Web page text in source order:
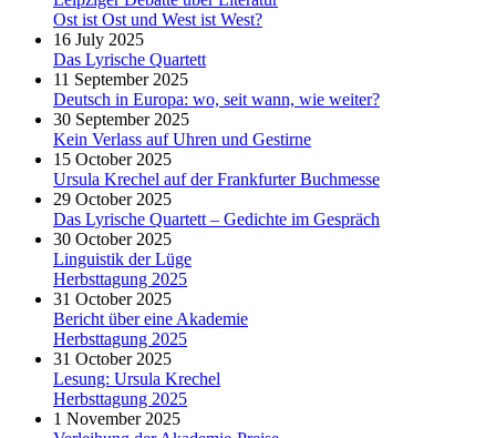
Ost ist Ost und West ist West?
16 July 2025
Das Lyrische Quartett
11 September 2025
Deutsch in Europa: wo, seit wann, wie weiter?
30 September 2025
Kein Verlass auf Uhren und Gestirne
15 October 2025
Ursula Krechel auf der Frankfurter Buchmesse
29 October 2025
Das Lyrische Quartett – Gedichte im Gespräch
30 October 2025
Linguistik der Lüge
Herbsttagung 2025
31 October 2025
Bericht über eine Akademie
Herbsttagung 2025
31 October 2025
Lesung: Ursula Krechel
Herbsttagung 2025
1 November 2025